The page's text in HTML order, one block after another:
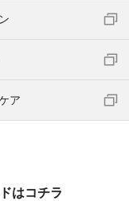
ア
はコチラ